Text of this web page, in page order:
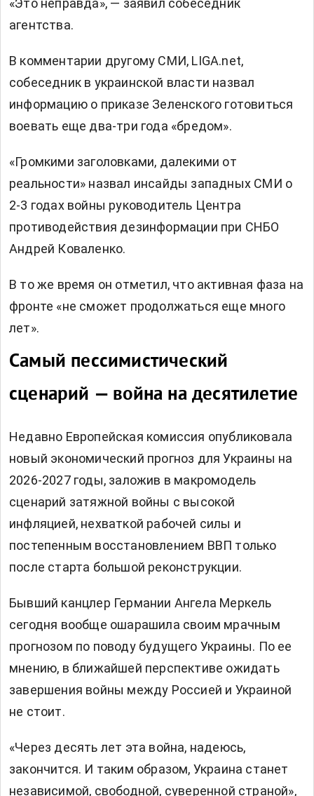
«Это неправда», — заявил собеседник
агентства.
В комментарии другому СМИ, LIGA.net,
собеседник в украинской власти назвал
информацию о приказе Зеленского готовиться
воевать еще два-три года «бредом».
«Громкими заголовками, далекими от
реальности» назвал инсайды западных СМИ о
2-3 годах войны руководитель Центра
противодействия дезинформации при СНБО
Андрей Коваленко.
В то же время он отметил, что активная фаза на
фронте «не сможет продолжаться еще много
лет».
Самый пессимистический
сценарий — война на десятилетие
Недавно Европейская комиссия опубликовала
новый экономический прогноз для Украины на
2026-2027 годы, заложив в макромодель
сценарий затяжной войны с высокой
инфляцией, нехваткой рабочей силы и
постепенным восстановлением ВВП только
после старта большой реконструкции.
Бывший канцлер Германии Ангела Меркель
сегодня вообще ошарашила своим мрачным
прогнозом по поводу будущего Украины. По ее
мнению, в ближайшей перспективе ожидать
завершения войны между Россией и Украиной
не стоит.
«Через десять лет эта война, надеюсь,
закончится. И таким образом, Украина станет
независимой, свободной, суверенной страной»,